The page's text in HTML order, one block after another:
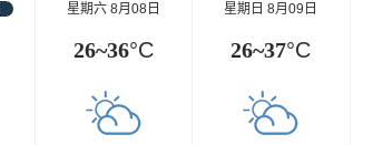
星期六 8月08日
26~36°C
星期日 8月09日
26~37°C